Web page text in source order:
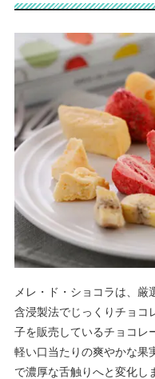
メレ・ド・ショコラは、厳
含浸製法でじっくりチョコ
子を販売しているチョコレ
軽い口当たりの爽やかな果
で濃厚な舌触りへと変化し